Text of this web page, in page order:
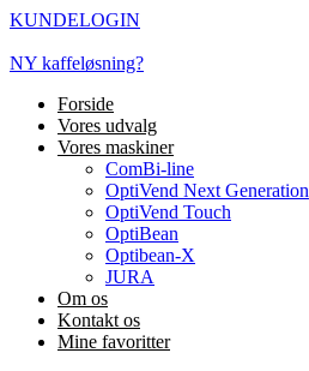
Videre
indhold
KUNDELOGIN
NY kaffeløsning?
Forside
Vores udvalg
Vores maskiner
ComBi-line
OptiVend Next Generation
OptiVend Touch
OptiBean
Optibean-X
JURA
Om os
Kontakt os
Mine favoritter